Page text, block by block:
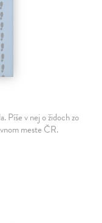
Píše v nej o židoch zo
meste ČR.